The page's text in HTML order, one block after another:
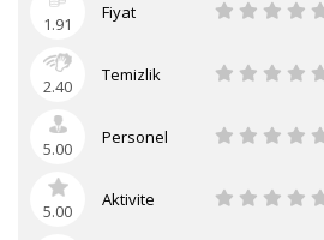
1.91
Fiyat
2.40
Temizlik
5.00
Personel
5.00
Aktivite